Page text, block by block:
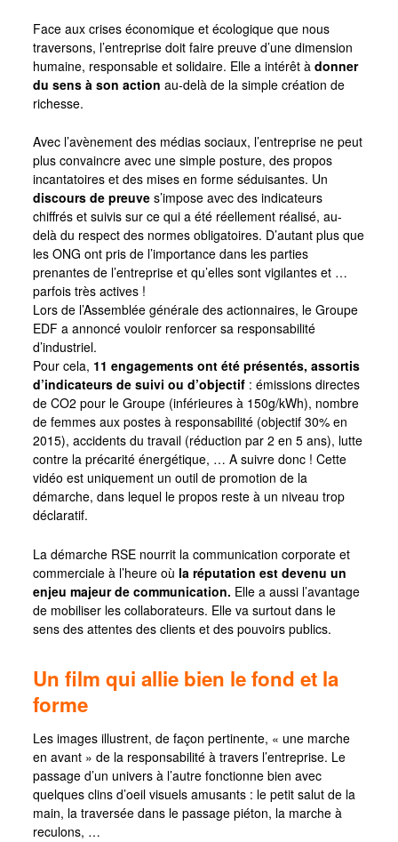
Face aux crises économique et écologique que nous
traversons, l’entreprise doit faire preuve d’une dimension
humaine, responsable et solidaire. Elle a intérêt à donner
du sens à son action au-delà de la simple création de
richesse.
Avec l’avènement des médias sociaux, l’entreprise ne peut
plus convaincre avec une simple posture, des propos
incantatoires et des mises en forme séduisantes. Un
discours de preuves’impose avec des indicateurs
chiffrés et suivis sur ce qui a été réellement réalisé, au-
delà du respect des normes obligatoires. D’autant plus que
les ONG ont pris de l’importance dans les parties
prenantes de l’entreprise et qu’elles sont vigilantes et …
parfois très actives !
Lors de l’Assemblée générale des actionnaires, le Groupe
EDF a annoncé vouloir renforcer sa responsabilité
d’industriel.
Pour cela, 11 engagements ont été présentés, assortis
d’indicateurs de suivi ou d’objectif: émissions directes
de CO2 pour le Groupe (inférieures à 150g/kWh), nombre
de femmes aux postes à responsabilité (objectif 30% en
2015), accidents du travail (réduction par 2 en 5 ans), lutte
contre la précarité énergétique, … A suivre donc ! Cette
vidéo est uniquement un outil de promotion de la
démarche, dans lequel le propos reste à un niveau trop
déclaratif.
La démarche RSE nourrit la communication corporate et
commerciale à l’heure où la réputation est devenu un
enjeu majeur de communication. Elle a aussi l’avantage
de mobiliser les collaborateurs. Elle va surtout dans le
sens des attentes des clients et des pouvoirs publics.
Un film qui allie bien le fond et la
forme
Les images illustrent, de façon pertinente, « une marche
en avant » de la responsabilité à travers l’entreprise. Le
passage d’un univers à l’autre fonctionne bien avec
quelques clins d’oeil visuels amusants : le petit salut de la
main, la traversée dans le passage piéton, la marche à
reculons, …